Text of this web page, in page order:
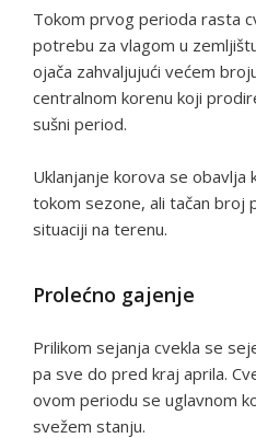
Tokom prvog perioda rasta
potrebu za vlagom u
ojača zahvaljujući većem
centralnom korenu koji
sušni period.
Uklanjanje korova se obavlja
tokom sezone, ali tačan broj
situaciji na terenu.
Prolećno gajenje
Prilikom sejanja cvekla se
pa sve do pred kraj aprila.
ovom periodu se uglavnom
svežem stanju.